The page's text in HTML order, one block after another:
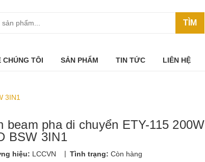
TÌM
CHÚNG TÔI SẢN PHẨM TIN TỨC LIÊN HỆ
3IN1
beam pha di chuyển ETY-115 200W
BSW 3IN1
hiệu: LCCVN | Tình trạng: Còn hàng